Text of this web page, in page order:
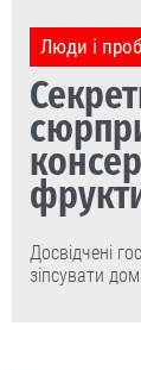
Люди і
Досвідчені
зіпсувати